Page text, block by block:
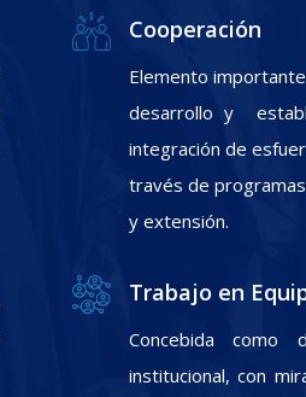
Cooperación
Elemento
desarrollo y
integración de
través de
y extensión.
Trabajo en
Concebida como
institucional, con